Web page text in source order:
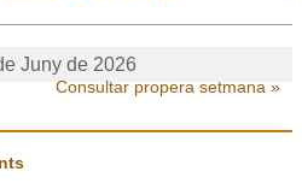
Juny de 2026
Consultar propera setmana »